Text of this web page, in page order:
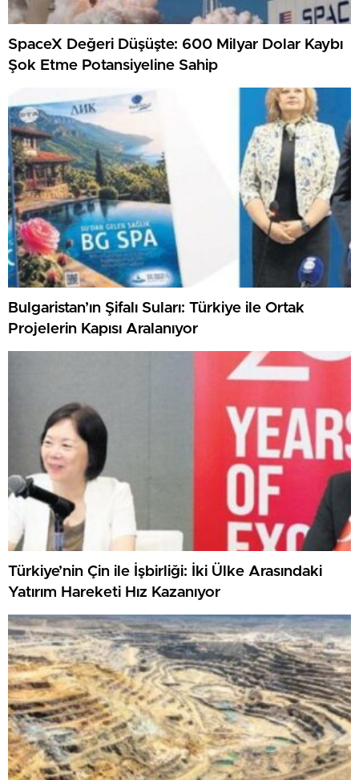
SpaceX Değeri Düşüşte: 600 Milyar Dolar Kaybı
Şok Etme Potansiyeline Sahip
Bulgaristan’ın Şifalı Suları: Türkiye ile Ortak
Projelerin Kapısı Aralanıyor
Türkiye’nin Çin ile İşbirliği: İki Ülke Arasındaki
Yatırım Hareketi Hız Kazanıyor